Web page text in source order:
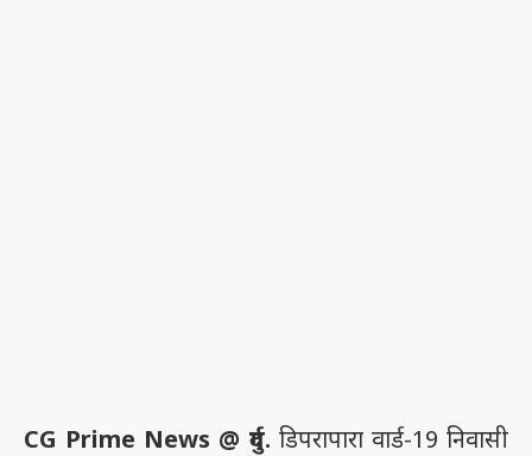
CG Prime News @ दुर्ग. डिपरापारा वार्ड-19 निवासी